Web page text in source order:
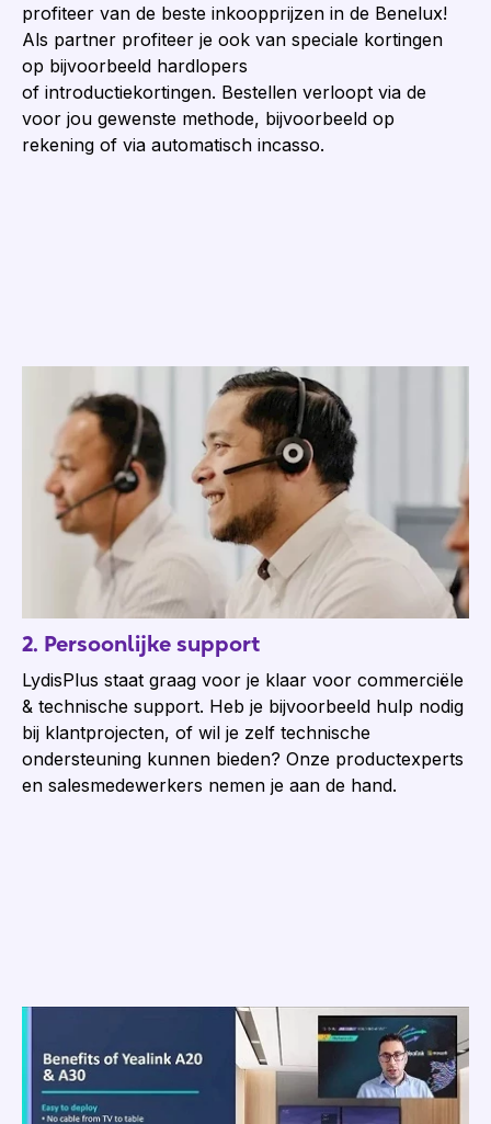
profiteer van de beste inkoopprijzen in de Benelux!
Als partner profiteer je ook van speciale kortingen
op bijvoorbeeld hardlopers
of introductiekortingen. Bestellen verloopt via de
voor jou gewenste methode, bijvoorbeeld op
rekening of via automatisch incasso.
2. Persoonlijke support
LydisPlus staat graag voor je klaar voor commerciële
& technische support. Heb je bijvoorbeeld hulp nodig
bij klantprojecten, of wil je zelf technische
ondersteuning kunnen bieden? Onze productexperts
en salesmedewerkers nemen je aan de hand.